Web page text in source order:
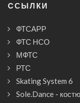
CСЫЛКИ
ФТСАРР
ФТС НСО
МФТС
РТС
Skating System 6
Sole.Dance -